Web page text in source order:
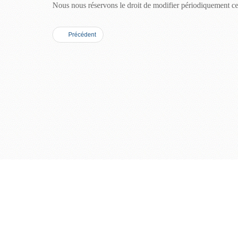
Nous nous réservons le droit de modifier périodiquement
Précédent